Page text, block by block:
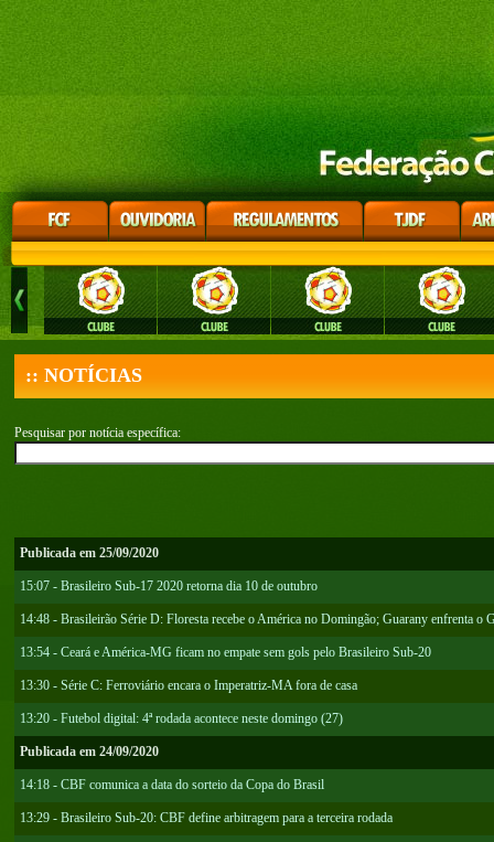
:: NOTÍCIAS
Pesquisar por notícia específica:
Publicada em 25/09/2020
15:07 - Brasileiro Sub-17 2020 retorna dia 10 de outubro
14:48 - Brasileirão Série D: Floresta recebe o América no Domingão; Guarany enfrenta o
13:54 - Ceará e América-MG ficam no empate sem gols pelo Brasileiro Sub-20
13:30 - Série C: Ferroviário encara o Imperatriz-MA fora de casa
13:20 - Futebol digital: 4ª rodada acontece neste domingo (27)
Publicada em 24/09/2020
14:18 - CBF comunica a data do sorteio da Copa do Brasil
13:29 - Brasileiro Sub-20: CBF define arbitragem para a terceira rodada